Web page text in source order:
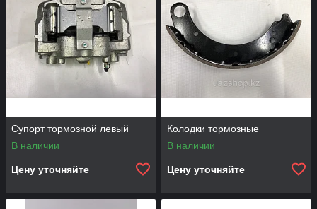
Супорт тормозной левый
В наличии
Цену уточняйте
Колодки тормозные
В наличии
Цену уточняйте